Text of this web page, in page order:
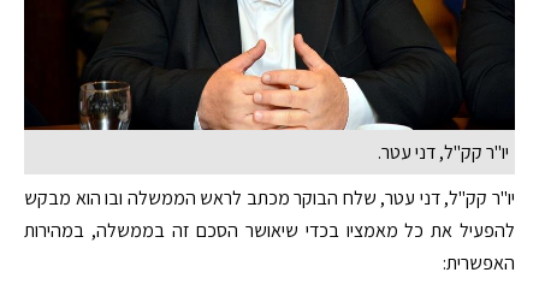
יו"ר קק"ל, דני עטר.
יו"ר קק"ל, דני עטר, שלח הבוקר מכתב לראש הממשלה ובו הוא מבקש
להפעיל את כל מאמציו בכדי שיאושר הסכם זה בממשלה, במהירות
האפשרית: